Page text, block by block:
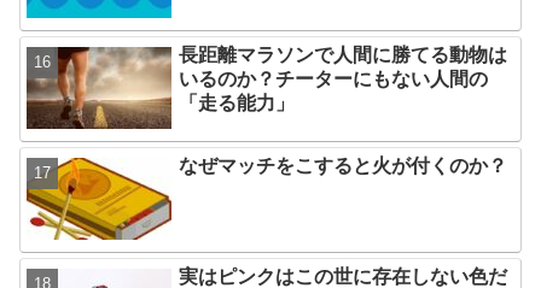
長距離マラソンで人間に勝てる動物は
いるのか？チーターにもない人間の
「走る能力」
なぜマッチをこすると火が付くのか？
実はピンクはこの世に存在しない色だ